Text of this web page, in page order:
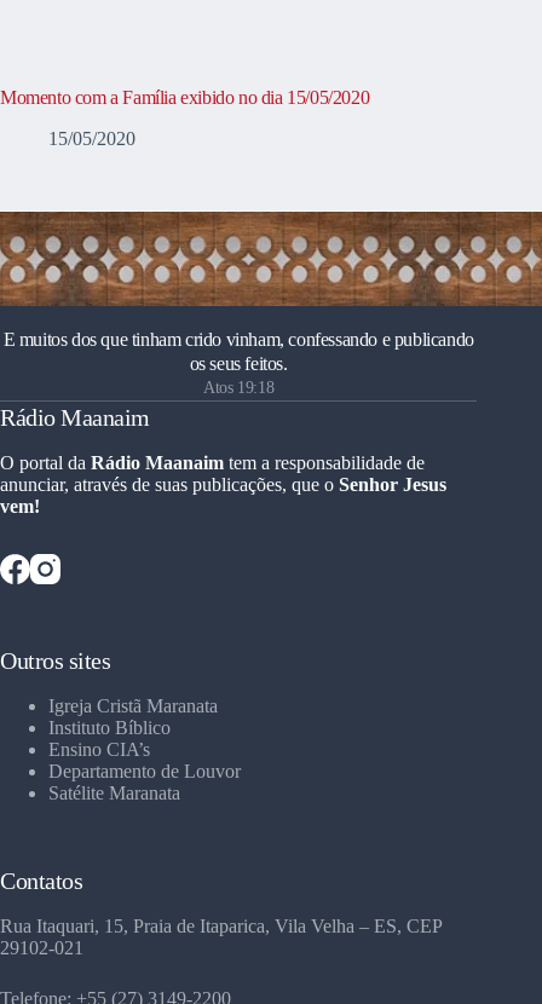
Momento com a Família exibido no dia 15/05/2020
15/05/2020
E muitos dos que tinham crido vinham, confessando e publicando
os seus feitos.
Atos 19:18
Rádio Maanaim
O portal da Rádio Maanaim tem a responsabilidade de
anunciar, através de suas publicações, que o Senhor Jesus
vem!
Outros sites
Igreja Cristã Maranata
Instituto Bíblico
Ensino CIA’s
Departamento de Louvor
Satélite Maranata
Contatos
Rua Itaquari, 15, Praia de Itaparica, Vila Velha – ES, CEP
29102-021
Telefone: +55 (27) 3149-2200